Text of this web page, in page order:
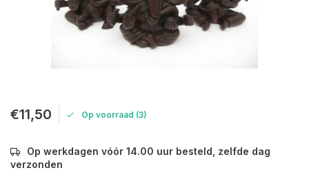
€11,50 Op voorraad (3)
Op werkdagen vóór 14.00 uur besteld, zelfde dag
verzonden